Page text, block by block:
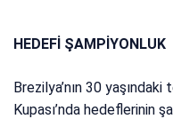
HEDEFİ ŞAMPİYONLUK
Brezilya’nın 30
Kupası’nda hedeflerinin